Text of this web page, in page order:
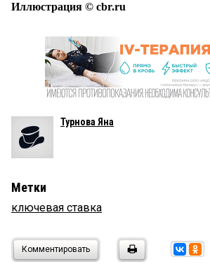
Иллюстрация © cbr.ru
Турнова Яна
Метки
ключевая ставка
Комментировать